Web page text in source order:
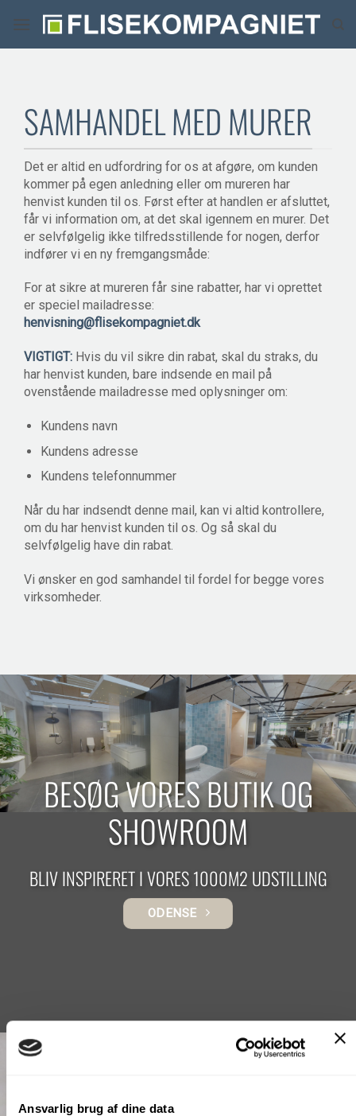
Ansvarlig brug af dine data
indhold
SAMHANDEL MED MURER
Det er altid en udfordring for os at afgøre, om kunden
kommer på egen anledning eller om mureren har
henvist kunden til os. Først efter at handlen er afsluttet,
får vi information om, at det skal igennem en murer. Det
er selvfølgelig ikke tilfredsstillende for nogen, derfor
indfører vi en ny fremgangsmåde:
For at sikre at mureren får sine rabatter, har vi oprettet
er speciel mailadresse:
henvisning@flisekompagniet.dk
VIGTIGT: Hvis du vil sikre din rabat, skal du straks, du
har henvist kunden, bare indsende en mail på
ovenstående mailadresse med oplysninger om:
Kundens navn
Kundens adresse
Kundens telefonnummer
Når du har indsendt denne mail, kan vi altid kontrollere,
om du har henvist kunden til os. Og så skal du
selvfølgelig have din rabat.
Vi ønsker en god samhandel til fordel for begge vores
virksomheder.
BESØG VORES BUTIK OG
SHOWROOM
BLIV INSPIRERET I VORES 1000M2 UDSTILLING
ODENSE